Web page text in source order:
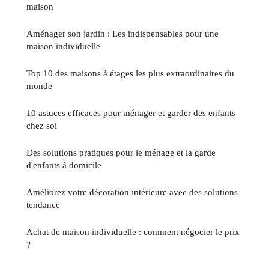
maison
Aménager son jardin : Les indispensables pour une
maison individuelle
Top 10 des maisons à étages les plus extraordinaires du
monde
10 astuces efficaces pour ménager et garder des enfants
chez soi
Des solutions pratiques pour le ménage et la garde
d'enfants à domicile
Améliorez votre décoration intérieure avec des solutions
tendance
Achat de maison individuelle : comment négocier le prix
?